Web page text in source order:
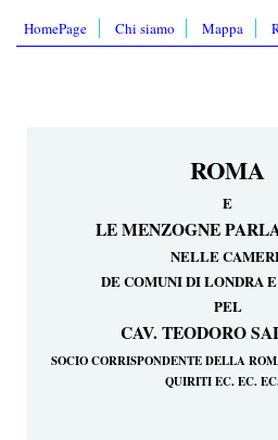
HomePage Chi siamo Mappa
ROMA
E
LE MENZOGNE
NELLE
DE COMUNI DI LONDRA
PEL
CAV. TEODORO
SOCIO CORRISPONDENTE DELLA
QUIRITI EC. EC.